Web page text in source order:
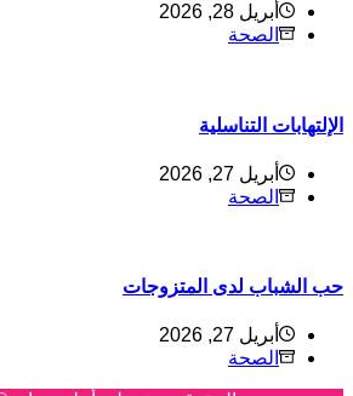
أبريل 28, 2026
الصحة
التناسلية
أبريل 27, 2026
الصحة
الشباب لدى المتزوجات
أبريل 27, 2026
الصحة